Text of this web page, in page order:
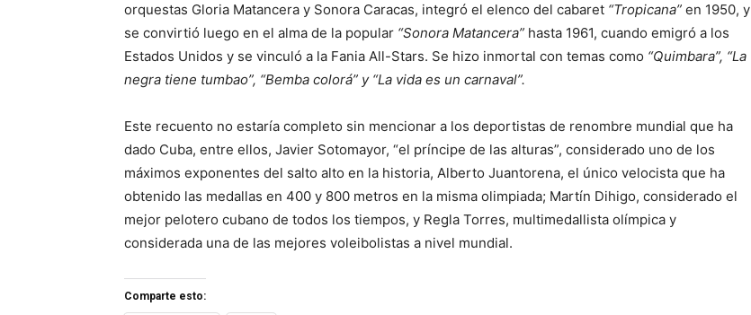
orquestas Gloria Matancera y Sonora Caracas, integró el elenco del cabaret “Tropicana” en 1950, y
se convirtió luego en el alma de la popular “Sonora Matancera” hasta 1961, cuando emigró a los
Estados Unidos y se vinculó a la Fania All-Stars. Se hizo inmortal con temas como “Quimbara”, “La
negra tiene tumbao”, “Bemba colorá” y “La vida es un carnaval”.
Este recuento no estaría completo sin mencionar a los deportistas de renombre mundial que ha
dado Cuba, entre ellos, Javier Sotomayor, “el príncipe de las alturas”, considerado uno de los
máximos exponentes del salto alto en la historia, Alberto Juantorena, el único velocista que ha
obtenido las medallas en 400 y 800 metros en la misma olimpiada; Martín Dihigo, considerado el
mejor pelotero cubano de todos los tiempos, y Regla Torres, multimedallista olímpica y
considerada una de las mejores voleibolistas a nivel mundial.
Comparte esto: